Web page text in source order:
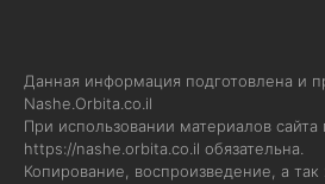
Данная информация подготовлена и
Nashe.Orbita.co.il
При использовании материалов сайта
https://nashe.orbita.co.il обязательна.
Копирование, воспроизведение, а